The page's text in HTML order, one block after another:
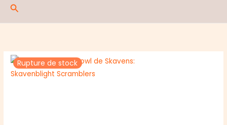
Rechercher
Rupture de stock